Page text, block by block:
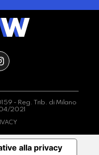
- Reg. Trib. di Milano
2021
alla privacy